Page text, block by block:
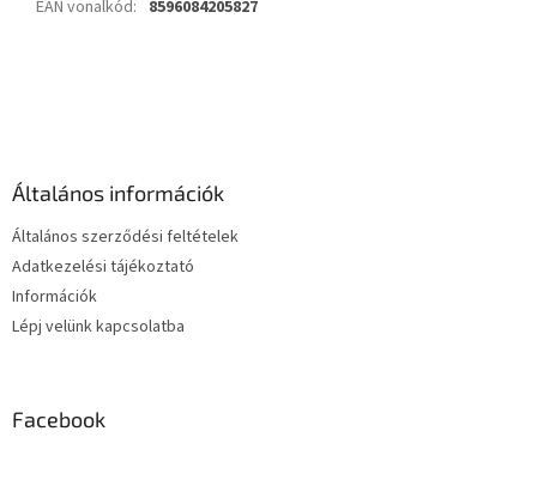
EAN vonalkód: 8596084205827
Általános információk
Általános szerződési feltételek
Adatkezelési tájékoztató
Információk
Lépj velünk kapcsolatba
Facebook